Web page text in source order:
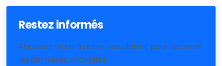
Restez informés
Abonnez-vous à notre newsletter pour recevoir
les dernières actualités.